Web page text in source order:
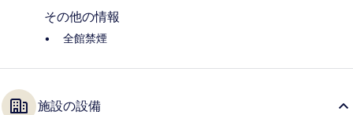
その他の情報
全館禁煙
施設の設備